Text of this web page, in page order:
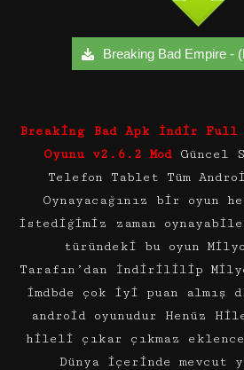
Breaking Bad Empire -
Breaking Bad Apk İndir Full
Oyunu v2.6.2 Mod Güncel
Telefon Tablet Tüm
Oynayacağınız bir oyun
istediğimiz zaman
türündeki bu oyun
Tarafın’dan İndirililip
imdbde çok iyi puan almış
android oyunudur Henüz
hileli çıkar çıkmaz
Dünya içerinde mevcut